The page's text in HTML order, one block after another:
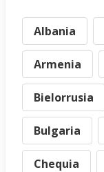
Albania
Armenia
Bielorrusia
Bulgaria
Chequia